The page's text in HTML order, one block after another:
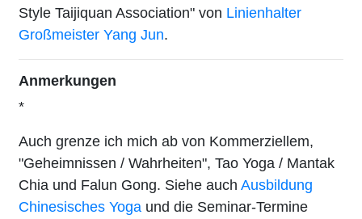
Style Taijiquan Association" von Linienhalter
Großmeister Yang Jun.
Anmerkungen
*
Auch grenze ich mich ab von Kommerziellem,
"Geheimnissen / Wahrheiten", Tao Yoga / Mantak
Chia und Falun Gong. Siehe auch Ausbildung
Chinesisches Yoga und die Seminar-Termine